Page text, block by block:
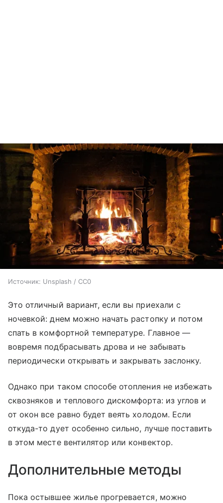
Источник: Unsplash / CC0
Это отличный вариант, если вы приехали с
ночевкой: днем можно начать растопку и потом
спать в комфортной температуре. Главное —
вовремя подбрасывать дрова и не забывать
периодически открывать и закрывать заслонку.
Однако при таком способе отопления не избежать
сквозняков и теплового дискомфорта: из углов и
от окон все равно будет веять холодом. Если
откуда-то дует особенно сильно, лучше поставить
в этом месте вентилятор или конвектор.
Дополнительные методы
Пока остывшее жилье прогревается, можно